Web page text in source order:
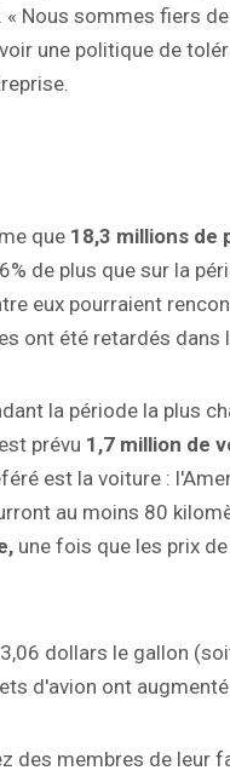
Nous sommes fiers
une politique de
que 18,3 millions de
de plus que sur la
eux pourraient
ont été retardés dans
la période la plus
prévu 1,7 million de
est la voiture :
au moins 80
une fois que les prix
dollars le gallon
d'avion ont
des membres de leur